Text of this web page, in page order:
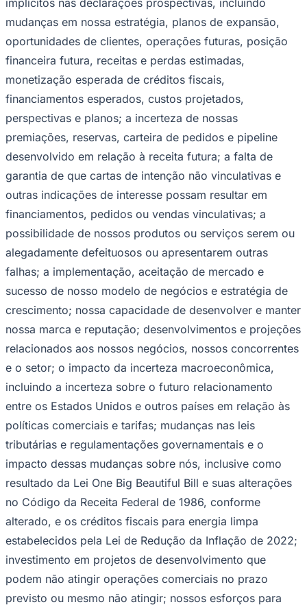
Botafogo
Grêmio
mudanças em nossa estratégia, planos de expansão,
oportunidades de clientes, operações futuras, posição
financeira futura, receitas e perdas estimadas,
monetização esperada de créditos fiscais,
financiamentos esperados, custos projetados,
perspectivas e planos; a incerteza de nossas
premiações, reservas, carteira de pedidos e pipeline
desenvolvido em relação à receita futura; a falta de
garantia de que cartas de intenção não vinculativas e
outras indicações de interesse possam resultar em
financiamentos, pedidos ou vendas vinculativas; a
possibilidade de nossos produtos ou serviços serem ou
alegadamente defeituosos ou apresentarem outras
falhas; a implementação, aceitação de mercado e
sucesso de nosso modelo de negócios e estratégia de
crescimento; nossa capacidade de desenvolver e manter
nossa marca e reputação; desenvolvimentos e projeções
relacionados aos nossos negócios, nossos concorrentes
e o setor; o impacto da incerteza macroeconômica,
incluindo a incerteza sobre o futuro relacionamento
entre os Estados Unidos e outros países em relação às
políticas comerciais e tarifas; mudanças nas leis
tributárias e regulamentações governamentais e o
impacto dessas mudanças sobre nós, inclusive como
resultado da Lei One Big Beautiful Bill e suas alterações
no Código da Receita Federal de 1986, conforme
alterado, e os créditos fiscais para energia limpa
estabelecidos pela Lei de Redução da Inflação de 2022;
investimento em projetos de desenvolvimento que
podem não atingir operações comerciais no prazo
previsto ou mesmo não atingir; nossos esforços para